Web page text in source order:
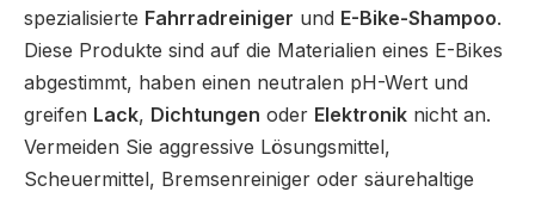
spezialisierte Fahrradreiniger und E-Bike-Shampoo.
Diese Produkte sind auf die Materialien eines E-Bikes
abgestimmt, haben einen neutralen pH-Wert und
greifen Lack, Dichtungen oder Elektronik nicht an.
Vermeiden Sie aggressive Lösungsmittel,
Scheuermittel, Bremsenreiniger oder säurehaltige